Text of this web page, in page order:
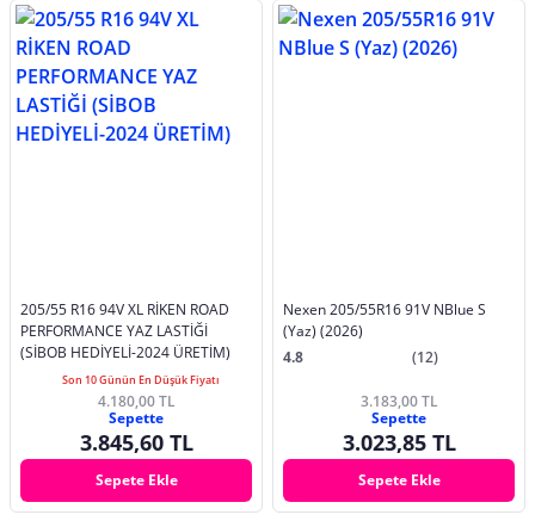
205/55 R16 94V XL RİKEN ROAD
PERFORMANCE YAZ LASTİĞİ
(SİBOB HEDİYELİ-2024 ÜRETİM)
Son 10 Günün En Düşük Fiyatı
4.180,00 TL
Sepette
3.845,60 TL
Sepete Ekle
Nexen 205/55R16 91V NBlue S
(Yaz) (2026)
4.8
(12)
3.183,00 TL
Sepette
3.023,85 TL
Sepete Ekle